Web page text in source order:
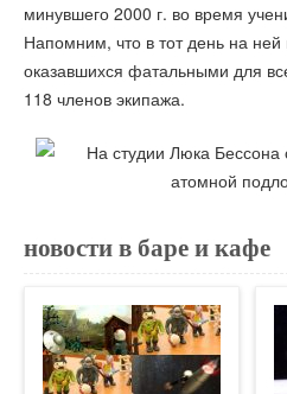
минувшего 2000 г. во время
Напомним, что в тот день на
оказавшихся фатальными для
118 членов экипажа.
новости в баре и кафе